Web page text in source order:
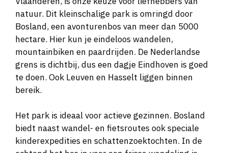
natuur. Dit kleinschalige park is omringd door
Bosland, een avonturenbos van meer dan 5000
hectare. Hier kun je eindeloos wandelen,
mountainbiken en paardrijden. De Nederlandse
grens is dichtbij, dus een dagje Eindhoven is goed
te doen. Ook Leuven en Hasselt liggen binnen
bereik.
Het park is ideaal voor actieve gezinnen. Bosland
biedt naast wandel- en fietsroutes ook speciale
kinderexpedities en schattenzoektochten. In de